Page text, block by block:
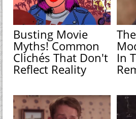
Busting Movie
Myths! Common
Clichés That Don't
Reflect Reality
In